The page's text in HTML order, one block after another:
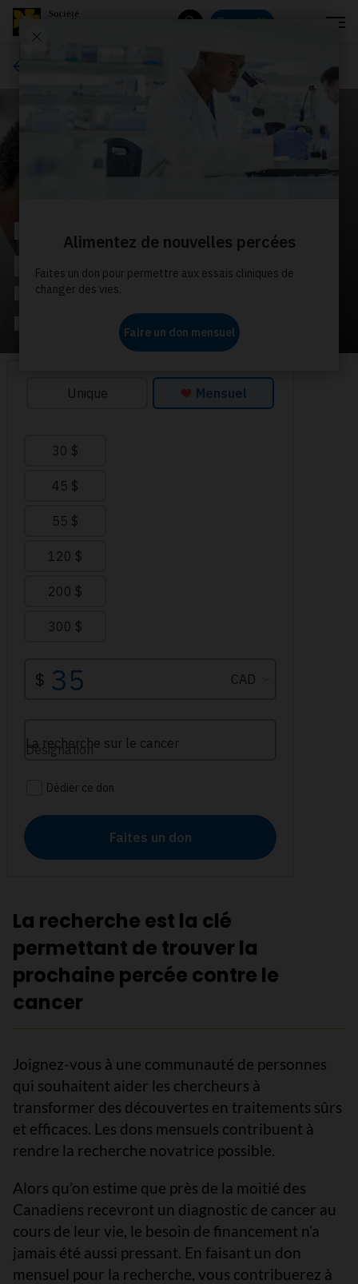
Donnez
Faites un don mensuel
pour financer la
recherche de calibre
mondial
La recherche est la clé
permettant de trouver la
prochaine percée contre le
cancer
Joignez-vous à une communauté de personnes
qui souhaitent aider les chercheurs à
transformer des découvertes en traitements sûrs
et efficaces. Les dons mensuels contribuent à
rendre la recherche novatrice possible.
Alors qu’on estime que près de la moitié des
Canadiens recevront un diagnostic de cancer au
cours de leur vie, le besoin de financement n’a
jamais été aussi pressant. En faisant un don
mensuel pour la recherche, vous contribuerez à